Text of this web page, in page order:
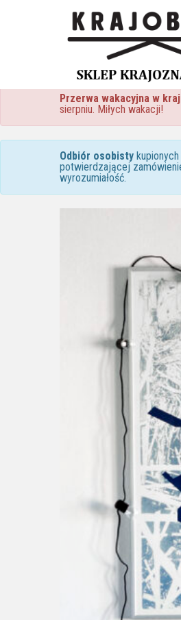
Przerwa wakacyjna w
sierpniu. Miłych wakacji!
Odbiór osobisty
potwierdzającej
wyrozumiałość.